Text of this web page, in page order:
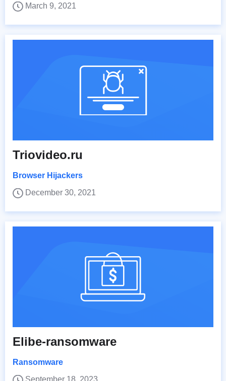
March 9, 2021
Triovideo.ru
Browser Hijackers
December 30, 2021
Elibe-ransomware
Ransomware
September 18, 2023